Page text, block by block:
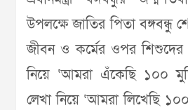
উপলক্ষে জাতির পিতা বঙ্গবন্ধু
জীবন ও কর্মের ওপর শিশুদের
নিয়ে ‘আমরা এঁকেছি ১০০
লেখা নিয়ে ‘আমরা লিখেছি